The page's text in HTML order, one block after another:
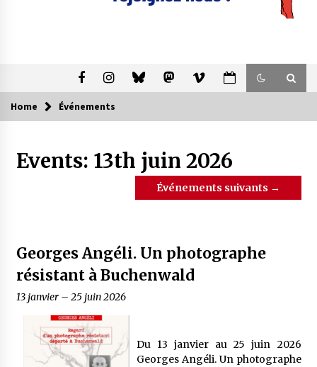
Home Événements
Events: 13th juin 2026
Événements suivants →
Georges Angéli. Un photographe
résistant à Buchenwald
13 janvier– 25 juin 2026
Du 13 janvier au 25 juin 2026
Georges Angéli. Un photographe